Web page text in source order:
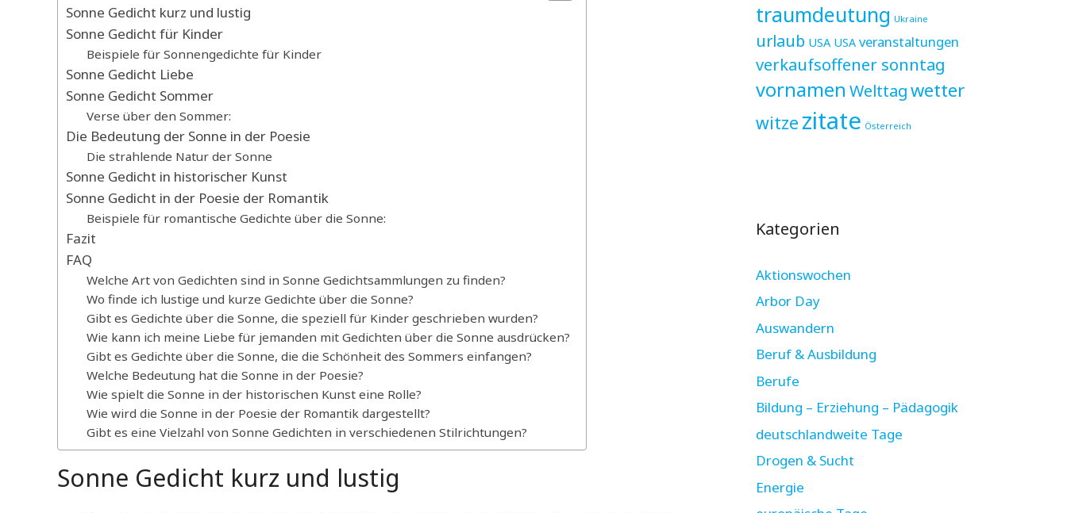
Sonne Gedicht kurz und lustig
Sonne Gedicht für Kinder
Beispiele für Sonnengedichte für Kinder
Sonne Gedicht Liebe
Sonne Gedicht Sommer
Verse über den Sommer:
Die Bedeutung der Sonne in der Poesie
Die strahlende Natur der Sonne
Sonne Gedicht in historischer Kunst
Sonne Gedicht in der Poesie der Romantik
Beispiele für romantische Gedichte über die Sonne:
Fazit
FAQ
Welche Art von Gedichten sind in Sonne Gedichtsammlungen zu finden?
Wo finde ich lustige und kurze Gedichte über die Sonne?
Gibt es Gedichte über die Sonne, die speziell für Kinder geschrieben wurden?
Wie kann ich meine Liebe für jemanden mit Gedichten über die Sonne ausdrücken?
Gibt es Gedichte über die Sonne, die die Schönheit des Sommers einfangen?
Welche Bedeutung hat die Sonne in der Poesie?
Wie spielt die Sonne in der historischen Kunst eine Rolle?
Wie wird die Sonne in der Poesie der Romantik dargestellt?
Gibt es eine Vielzahl von Sonne Gedichten in verschiedenen Stilrichtungen?
Sonne Gedicht kurz und lustig
traumdeutung Ukraine
urlaub USA USA veranstaltungen
verkaufsoffener sonntag
vornamen Welttagwetter
witze zitate Österreich
Kategorien
Aktionswochen
Arbor Day
Auswandern
Beruf & Ausbildung
Berufe
Bildung – Erziehung – Pädagogik
deutschlandweite Tage
Drogen & Sucht
Energie